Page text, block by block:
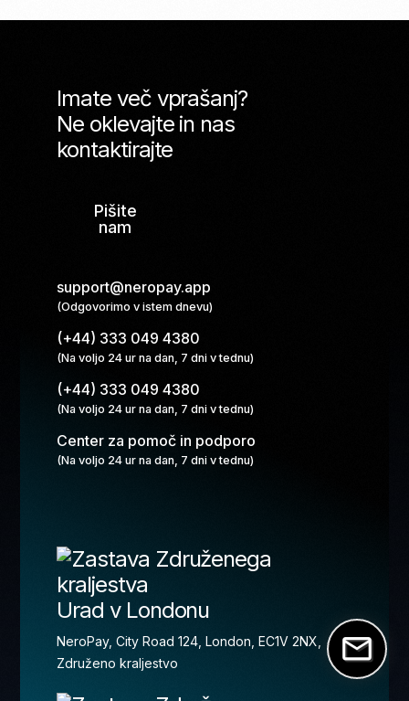
Imate več vprašanj?
Ne oklevajte in nas
kontaktirajte
Pišite
nam
support@neropay.app
(Odgovorimo v istem dnevu)
(+44) 333 049 4380
(Na voljo 24 ur na dan, 7 dni v tednu)
(+44) 333 049 4380
(Na voljo 24 ur na dan, 7 dni v tednu)
Center za pomoč in podporo
(Na voljo 24 ur na dan, 7 dni v tednu)
Urad v Londonu
NeroPay, City Road 124, London, EC1V 2NX,
Združeno kraljestvo